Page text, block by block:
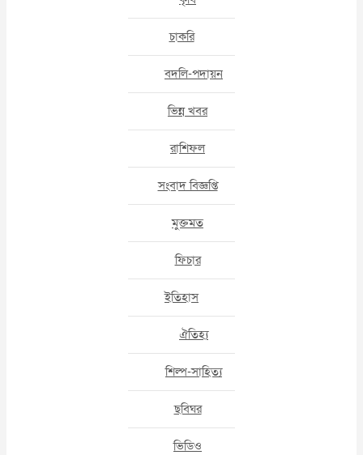
চাকরি
বদলি-পদায়ন
ভিন্ন খবর
রাশিফল
সংবাদ বিজ্ঞপ্তি
মুক্তমত
ফিচার
ইতিহাস
ঐতিহ্য
শিল্প-সাহিত্য
ছবিঘর
ভিডিও